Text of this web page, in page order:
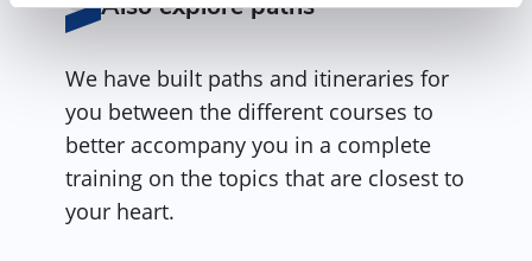
We have built paths and itineraries for
you between the different courses to
better accompany you in a complete
training on the topics that are closest to
your heart.